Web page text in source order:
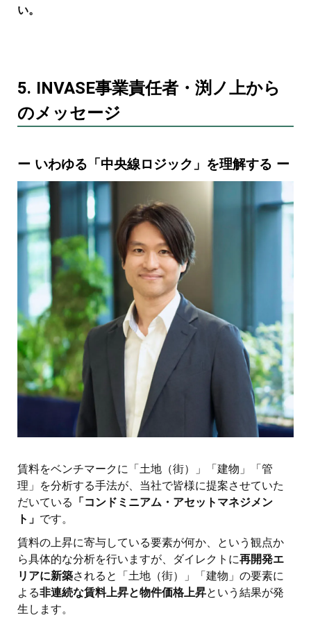
い。
5. INVASE事業責任者・渕ノ上から
のメッセージ
ー いわゆる「中央線ロジック」を理解する ー
賃料をベンチマークに「土地（街）」「建物」「管
理」を分析する手法が、当社で皆様に提案させていた
だいている 「コンドミニアム・アセットマネジメン
ト」 です。
賃料の上昇に寄与している要素が何か、という観点か
ら具体的な分析を行いますが、ダイレクトに再開発エ
リアに新築されると「土地（街）」「建物」の要素に
よる非連続な賃料上昇と物件価格上昇という結果が発
生します。